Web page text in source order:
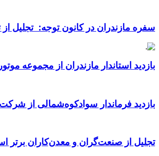
سفره مازندران در کانون توجه: تجلیل از
بازدید استاندار مازندران از مجموعه
بازدید فرماندار سوادکوه‌شمالی از
تجلیل از صنعت‌گران و معدن‌کاران برتر